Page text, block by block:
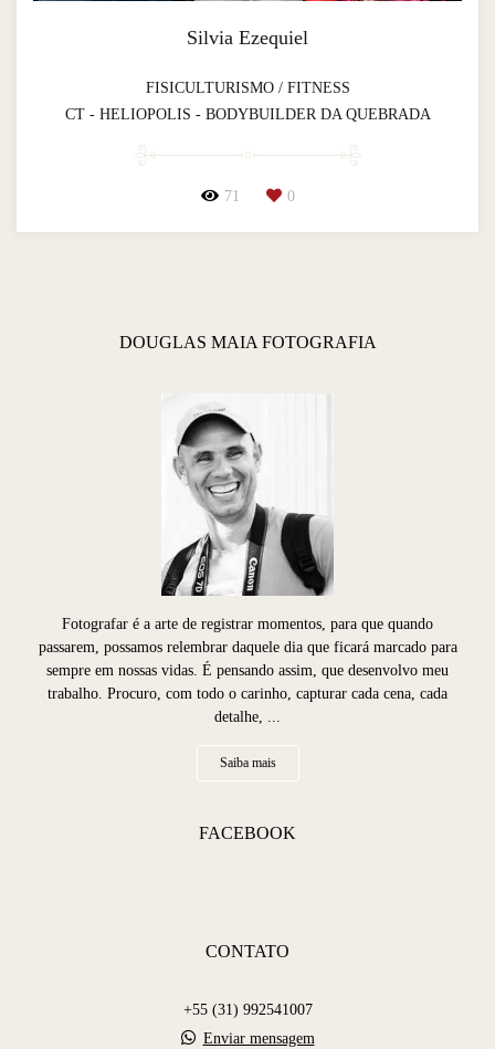
Silvia Ezequiel
FISICULTURISMO / FITNESS
CT - HELIOPOLIS - BODYBUILDER DA QUEBRADA
71 0
DOUGLAS MAIA FOTOGRAFIA
Fotografar é a arte de registrar momentos, para que quando
passarem, possamos relembrar daquele dia que ficará marcado para
sempre em nossas vidas. É pensando assim, que desenvolvo meu
trabalho. Procuro, com todo o carinho, capturar cada cena, cada
detalhe, ...
Saiba mais
FACEBOOK
CONTATO
+55 (31) 992541007
Enviar mensagem